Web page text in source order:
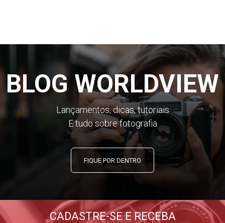
BLOG WORLDVIEW
Lançamentos, dicas, tutoriais
E tudo sobre fotografia
FIQUE POR DENTRO
CADASTRE-SE E RECEBA